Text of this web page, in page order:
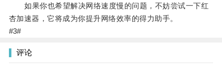
如果你也希望解决网络速度慢的问题，不妨尝试一下红
杏加速器，它将成为你提升网络效率的得力助手。
#3#
评论